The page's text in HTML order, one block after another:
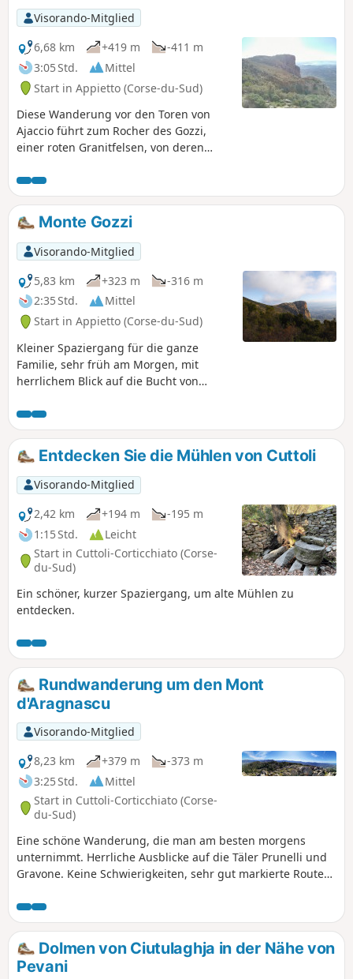
Visorando-Mitglied
6,68 km
+419 m
-411 m
3:05 Std.
Mittel
Start in Appietto (Corse-du-Sud)
Diese Wanderung vor den Toren von
Ajaccio führt zum Rocher des Gozzi,
einer roten Granitfelsen, von deren
außergewöhnlichen Blick auf den Golf
von Lava, dann auf Ajaccio mit seinem
Flughafen und die Landzungen Isulella,
Castagna und Capu di Muru sowie das
Gravone-Tal hat. Von der Punta
Pastinaca aus wird der Blick nach Osten
durch die herrliche Aussicht auf den
Monte Rotondo, den Monte d'Oro und
den Monte Renoso sowie das Gravone-
Tal ergänzt.
Monte Gozzi
Visorando-Mitglied
5,83 km
+323 m
-316 m
2:35 Std.
Mittel
Start in Appietto (Corse-du-Sud)
Kleiner Spaziergang für die ganze
Familie, sehr früh am Morgen, mit
herrlichem Blick auf die Bucht von
Entdecken Sie die Mühlen von Cuttoli
Visorando-Mitglied
2,42 km
+194 m
-195 m
1:15 Std.
Leicht
Start in Cuttoli-Corticchiato (Corse-
du-Sud)
Ein schöner, kurzer Spaziergang, um alte Mühlen zu
entdecken.
Rundwanderung um den Mont
d'Aragnascu
Visorando-Mitglied
8,23 km
+379 m
-373 m
3:25 Std.
Mittel
Start in Cuttoli-Corticchiato (Corse-
du-Sud)
Eine schöne Wanderung, die man am besten morgens
unternimmt. Herrliche Ausblicke auf die Täler Prunelli und
Gravone. Keine Schwierigkeiten, sehr gut markierte Route
Dolmen von Ciutulaghja in der Nähe von
Pevani